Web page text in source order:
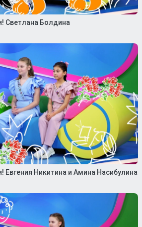
Светлана Болдина
Евгения Никитина и Амина Насибулина